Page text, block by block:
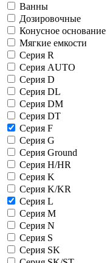
Ванны
Дозировочные
Конусное основание
Мягкие емкости
Серия R
Серия AUTO
Серия D
Серия DL
Серия DM
Серия DT
Серия F
Серия G
Серия Ground
Серия H/HR
Серия K
Серия K/KR
Серия L
Серия M
Серия N
Серия S
Серия SK